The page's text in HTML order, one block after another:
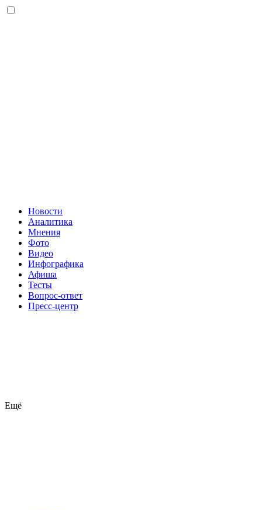
Новости
Аналитика
Мнения
Фото
Видео
Инфографика
Афиша
Тесты
Вопрос-ответ
Пресс-центр
Ещё